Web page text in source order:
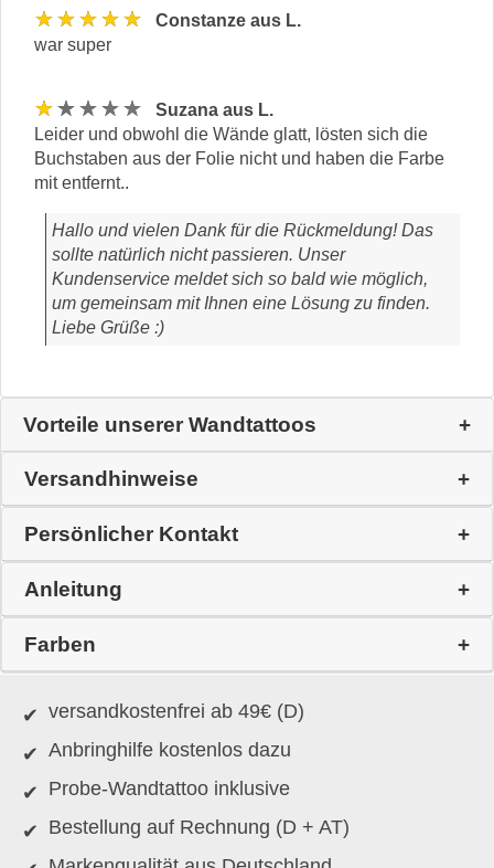
★★★★★
Constanze aus L.
war super
★★★★★
Suzana aus L.
Leider und obwohl die Wände glatt, lösten sich die
Buchstaben aus der Folie nicht und haben die Farbe
mit entfernt..
Hallo und vielen Dank für die Rückmeldung! Das
sollte natürlich nicht passieren. Unser
Kundenservice meldet sich so bald wie möglich,
um gemeinsam mit Ihnen eine Lösung zu finden.
Liebe Grüße :)
Vorteile unserer Wandtattoos
Versandhinweise
Persönlicher Kontakt
Anleitung
Farben
versandkostenfrei ab 49€ (D)
Anbringhilfe kostenlos dazu
Probe-Wandtattoo inklusive
Bestellung auf Rechnung (D + AT)